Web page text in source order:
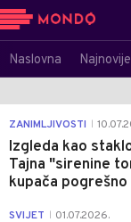
Naslovna Najnovije
ZANIMLJIVOSTI
Izgleda kao
Tajna "sirenine
kupača
SVIJET 01.07.2026.